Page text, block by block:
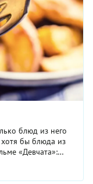
блюд из него
хотя бы блюда из
«Девчата»: